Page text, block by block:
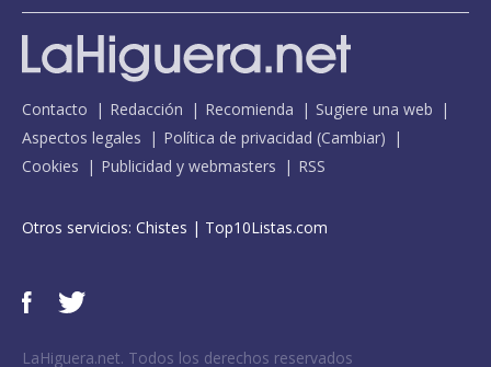
Contacto Redacción Recomienda
Sugiere una web
Aspectos legales
Política de privacidad (Cambiar)
Cookies
Publicidad y webmasters RSS
Otros servicios: Chistes | Top10Listas.com
LaHiguera.net. Todos los derechos reservados